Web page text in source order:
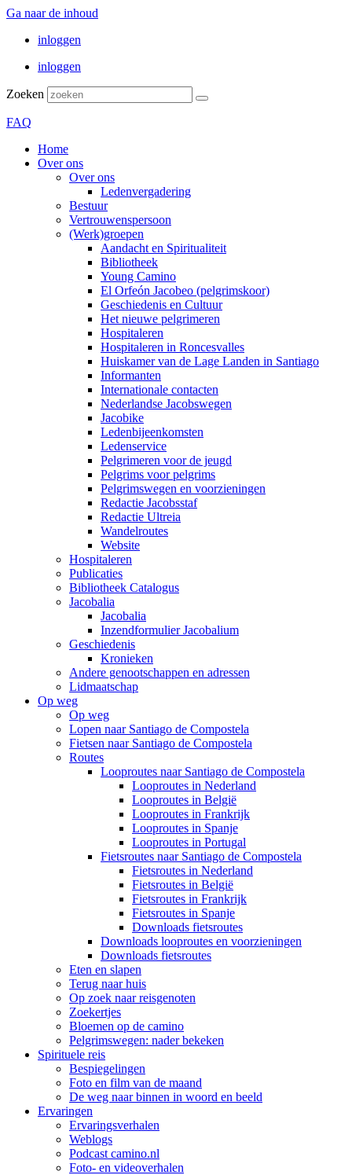
Ga naar de inhoud
inloggen
inloggen
Zoeken
FAQ
Home
Over ons
Over ons
Ledenvergadering
Bestuur
Vertrouwenspersoon
(Werk)groepen
Aandacht en Spiritualiteit
Bibliotheek
Young Camino
El Orfeón Jacobeo (pelgrimskoor)
Geschiedenis en Cultuur
Het nieuwe pelgrimeren
Hospitaleren
Hospitaleren in Roncesvalles
Huiskamer van de Lage Landen in Santiago
Informanten
Internationale contacten
Nederlandse Jacobswegen
Jacobike
Ledenbijeenkomsten
Ledenservice
Pelgrimeren voor de jeugd
Pelgrims voor pelgrims
Pelgrimswegen en voorzieningen
Redactie Jacobsstaf
Redactie Ultreia
Wandelroutes
Website
Hospitaleren
Publicaties
Bibliotheek Catalogus
Jacobalia
Jacobalia
Inzendformulier Jacobalium
Geschiedenis
Kronieken
Andere genootschappen en adressen
Lidmaatschap
Op weg
Op weg
Lopen naar Santiago de Compostela
Fietsen naar Santiago de Compostela
Routes
Looproutes naar Santiago de Compostela
Looproutes in Nederland
Looproutes in België
Looproutes in Frankrijk
Looproutes in Spanje
Looproutes in Portugal
Fietsroutes naar Santiago de Compostela
Fietsroutes in Nederland
Fietsroutes in België
Fietsroutes in Frankrijk
Fietsroutes in Spanje
Downloads fietsroutes
Downloads looproutes en voorzieningen
Downloads fietsroutes
Eten en slapen
Terug naar huis
Op zoek naar reisgenoten
Zoekertjes
Bloemen op de camino
Pelgrimswegen: nader bekeken
Spirituele reis
Bespiegelingen
Foto en film van de maand
De weg naar binnen in woord en beeld
Ervaringen
Ervaringsverhalen
Weblogs
Podcast camino.nl
Foto- en videoverhalen